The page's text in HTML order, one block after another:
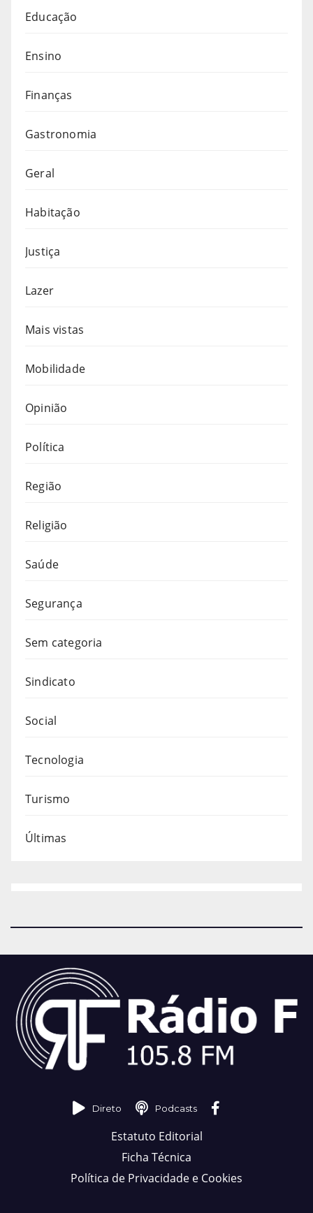
Educação
Ensino
Finanças
Gastronomia
Geral
Habitação
Justiça
Lazer
Mais vistas
Mobilidade
Opinião
Política
Região
Religião
Saúde
Segurança
Sem categoria
Sindicato
Social
Tecnologia
Turismo
Últimas
Direto Podcasts
Estatuto Editorial
Ficha Técnica
Política de Privacidade e Cookies